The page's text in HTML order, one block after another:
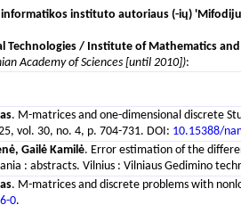
instituto autoriaus (-ių)
Technologies / Institute of Mathematics
Academy of Sciences [until 2010]):
. M-matrices and one-dimensional discrete
vol. 30, no. 4, p. 704-731. DOI: 10.15388/
Gailė Kamilė. Error estimation of the
: abstracts. Vilnius : Vilniaus Gedimino
. M-matrices and discrete problems with
0.